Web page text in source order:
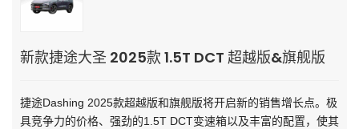
新款捷途大圣 2025款 1.5T DCT 超越版&旗舰版
捷途Dashing 2025款超越版和旗舰版将开启新的销售增长点。极
具竞争力的价格、强劲的1.5T DCT变速箱以及丰富的配置，使其